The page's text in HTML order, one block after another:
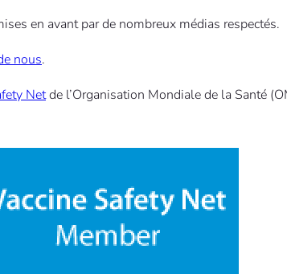
en avant par de nombreux médias respectés.
nous.
Netde l’Organisation Mondiale de la Santé